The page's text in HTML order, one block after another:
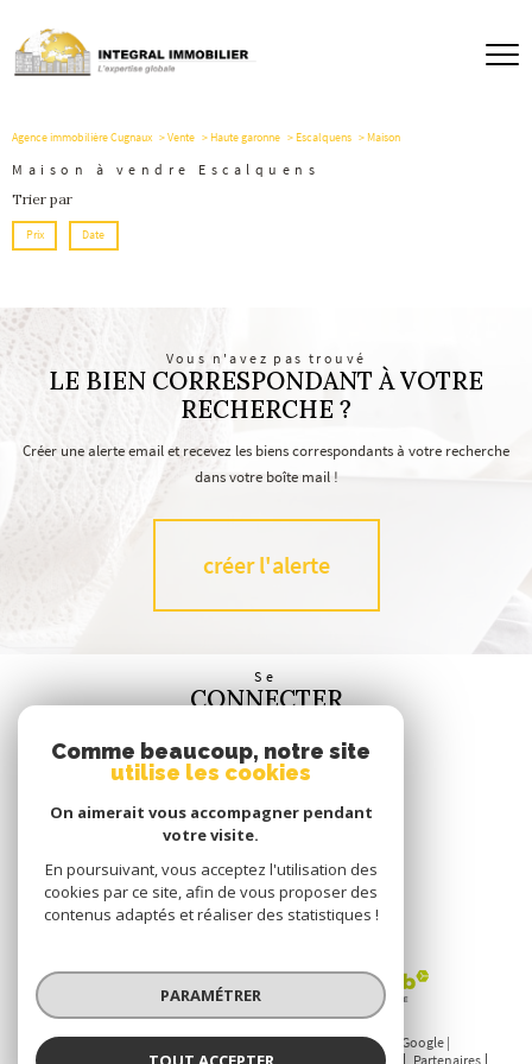
Agence immobilière Cugnaux Vente Haute garonne Escalquens Maison
Maison à vendre Escalquens
Trier par
Prix Date
Vous n'avez pas trouvé
LE BIEN CORRESPONDANT À VOTRE
RECHERCHE ?
Créer une alerte email et recevez les biens correspondants à votre recherche
dans votre boîte mail !
créer l'alerte
Se
CONNECTER
espace propriétaire
SUIVRE
Nous
© 2026 | Tous droits réservés | Traduction powered by Google |
Plan du site Mentions légales Admin Partenaires
Comme beaucoup, notre site
utilise les cookies
On aimerait vous accompagner pendant
votre visite.
En poursuivant, vous acceptez l'utilisation des
cookies par ce site, afin de vous proposer des
contenus adaptés et réaliser des statistiques !
PARAMÉTRER